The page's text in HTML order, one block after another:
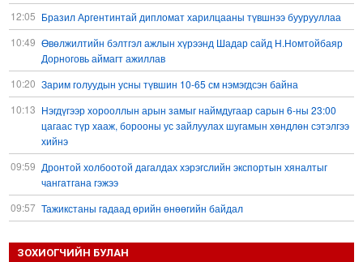
12:05 Бразил Аргентинтай дипломат харилцааны түвшнээ буурууллаа
10:49 Өвөлжилтийн бэлтгэл ажлын хүрээнд Шадар сайд Н.Номтойбаяр
Дорноговь аймагт ажиллав
10:20 Зарим голуудын усны түвшин 10-65 см нэмэгдсэн байна
10:13 Нэгдүгээр хорооллын арын замыг наймдугаар сарын 6-ны 23:00
цагаас түр хааж, борооны ус зайлуулах шугамын хөндлөн сэтэлгээ
хийнэ
09:59 Дронтой холбоотой дагалдах хэрэгслийн экспортын хяналтыг
чангатгана гэжээ
09:57 Тажикстаны гадаад өрийн өнөөгийн байдал
09:22
ЗОХИОГЧИЙН БУЛАН